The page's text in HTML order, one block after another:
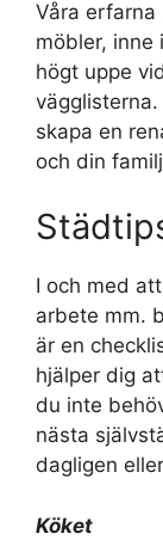
Våra
möbler, inne
högt uppe
skapa en
och din
I och med
arbete mm.
är en
hjälper dig
du inte
nästa
dagligen
Köket